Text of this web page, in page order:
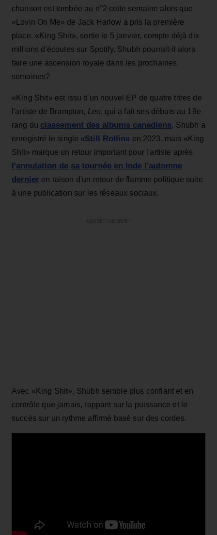
chanson est tombée au n°2 cette semaine alors que
«Lovin On Me» de Jack Harlow a pris la première
place. «King Shit», sortie le 5 janvier, compte déjà dix
millions d'écoutes sur Spotify. Shubh pourrait-il alors
faire une ascension royale dans les prochaines
semaines?
«King Shit» est issu d'un nouvel EP de quatre titres de
l'artiste de Brampton, Leo, qui a fait ses débuts au 19e
rang du classement des albums canadiens. Shubh a
enregistré le single «Still Rollin» en 2023, mais «King
Shit» marque un retour important pour l'artiste après
l'annulation de sa tournée en Inde l'automne
dernier en raison d'un retour de flamme politique suite
à une publication sur les réseaux sociaux.
Avec «King Shit», Shubh semble plus confiant et en
contrôle que jamais, rappant sur la puissance et le
succès sur un rythme affirmé basé sur des cordes.